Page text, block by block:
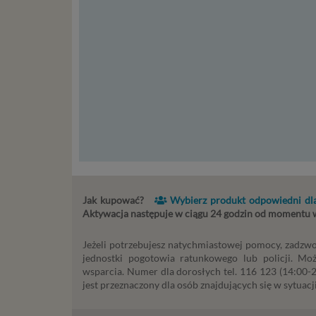
Jak kupować? Wybierz produkt odpowiedni
Aktywacja następuje w ciągu 24 godzin od momentu
Jeżeli potrzebujesz natychmiastowej pomocy,
jednostki pogotowia ratunkowego lub policji.
wsparcia. Numer dla dorosłych tel. 116 123 (14:00-
jest przeznaczony dla osób znajdujących się w
kilka
to